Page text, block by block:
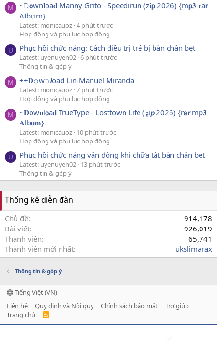
M
~𝙳𝗼wn𝐥oa𝐝 Manny Grito - Speedirun (z𝐢𝗽 2026) {m𝗽𝟑 𝐫a𝗿
A𝗹b𝚞m}
Latest: monicauoz 4 phút trước
Hợp đồng và phụ lục hợp đồng
U Phục hồi chức năng: Cách điều trị trẻ bị bàn chân bẹt
Latest: uyenuyen02 6 phút trước
Thông tin & góp ý
M ++𝐃𝚘w𝚗𝙡oad Lin-Manuel Miranda
Latest: monicauoz 7 phút trước
Hợp đồng và phụ lục hợp đồng
M
~𝐃ow𝐧l𝗼a𝐝 TrueType - Losttown Life (𝔃i𝙥 2026) {r𝗮𝙧 mp𝟑
𝐀lb𝐮𝐦}
Latest: monicauoz 10 phút trước
Hợp đồng và phụ lục hợp đồng
U Phục hồi chức năng vận động khi chữa tật bàn chân bẹt
Latest: uyenuyen02 13 phút trước
Thông tin & góp ý
Thống kê diễn đàn
Chủ đề
914,178
Bài viết
926,019
Thành viên
65,741
Thành viên mới nhất
ukslimarax
Thông tin & góp ý
Tiếng Việt (VN)
Liên hệ
Quy định và Nội quy Chính sách bảo mật
Trợ giúp
Trang chủ
R